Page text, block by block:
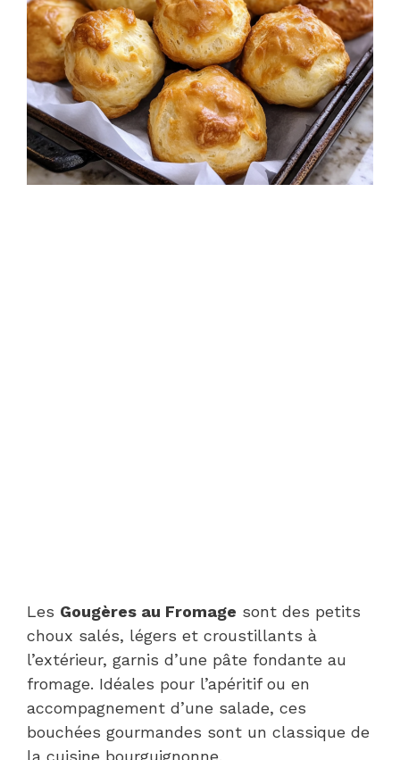
Les Gougères au Fromage sont des petits
choux salés, légers et croustillants à
l’extérieur, garnis d’une pâte fondante au
fromage. Idéales pour l’apéritif ou en
accompagnement d’une salade, ces
bouchées gourmandes sont un classique de
la cuisine bourguignonne.